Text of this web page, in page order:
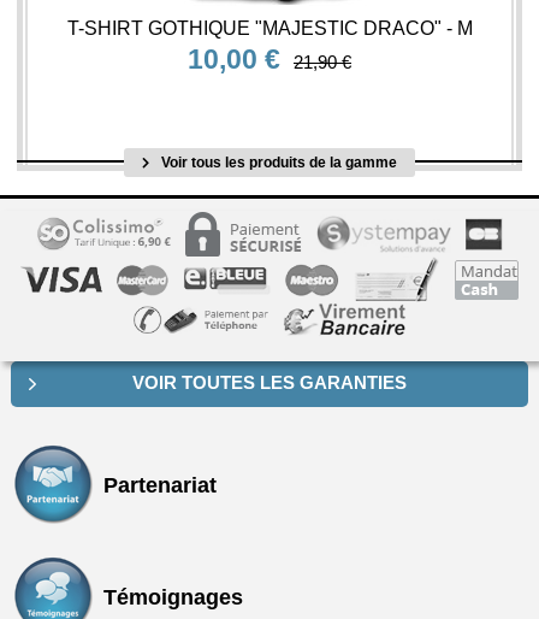
T-SHIRT GOTHIQUE "MAJESTIC DRACO" - M
10,00 € 21,90 €
Voir tous les produits de la gamme
VOIR TOUTES LES GARANTIES
Partenariat
Témoignages